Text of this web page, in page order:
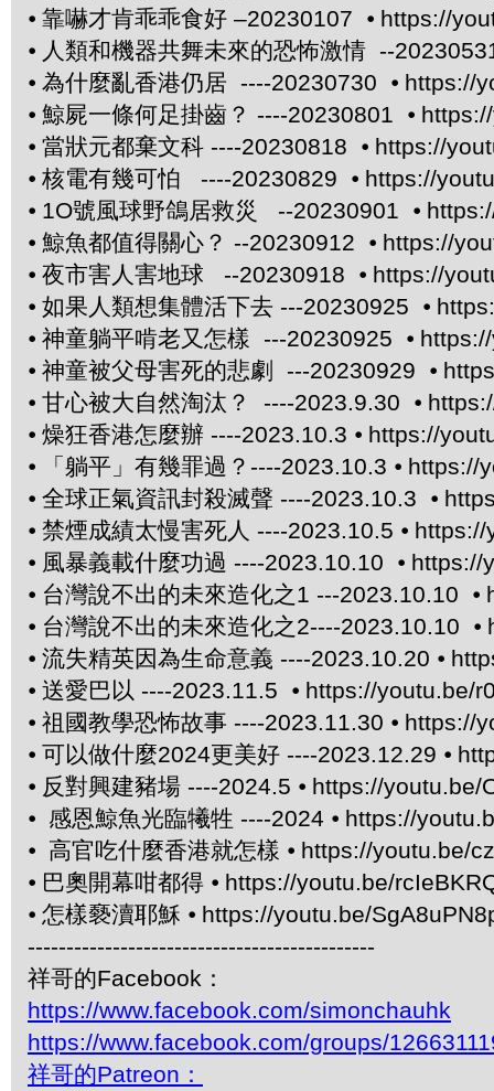
⦁ 靠嚇才肯乖乖食好 –20230107 ⦁ https://
⦁ 人類和機器共舞未來的恐怖激情 --
⦁ 為什麼亂香港仍居 ----20230730 ⦁ https://
⦁ 鯨屍一條何足掛齒？ ----20230801 ⦁
⦁ 當狀元都棄文科 ----20230818 ⦁ https://
⦁ 核電有幾可怕 ----20230829 ⦁ https://
⦁ 1O號風球野鴿居救災 --20230901 ⦁
⦁ 鯨魚都值得關心？ --20230912 ⦁ https://
⦁ 夜市害人害地球 --20230918 ⦁ https://
⦁ 如果人類想集體活下去 ---20230925 ⦁
⦁ 神童躺平啃老又怎樣 ---20230925 ⦁
⦁ 神童被父母害死的悲劇 ---20230929 ⦁
⦁ 甘心被大自然淘汰？ ----2023.9.30 ⦁
⦁ 燥狂香港怎麼辦 ----2023.10.3 ⦁ https://
⦁
「躺平」有幾罪過？----2023.10.3 ⦁ https://
⦁ 全球正氣資訊封殺滅聲 ----2023.10.3 ⦁
⦁ 禁煙成績太慢害死人 ----2023.10.5 ⦁ https://
⦁ 風暴義載什麼功過 ----2023.10.10 ⦁ https://
⦁ 台灣說不出的未來造化之1 ---2023.10.10 ⦁
⦁ 台灣說不出的未來造化之2----2023.10.10 ⦁
⦁ 流失精英因為生命意義 ----2023.10.20 ⦁
⦁ 送愛巴以 ----2023.11.5 ⦁ https://youtu.be/
⦁ 祖國教學恐怖故事 ----2023.11.30 ⦁ https://
⦁ 可以做什麼2024更美好 ----2023.12.29 ⦁
⦁ 反對興建豬場 ----2024.5 ⦁ https://youtu.be/
⦁ 感恩鯨魚光臨犧牲 ----2024 ⦁ https://
⦁ 高官吃什麼香港就怎樣 ⦁ https://youtu.be/
⦁ 巴奧開幕咁都得 ⦁ https://youtu.be/
⦁ 怎樣褻瀆耶穌 ⦁ https://youtu.be/
---------------------------------------------
祥哥的Facebook：
https://www.facebook.com/simonchauhk
https://www.facebook.com/groups/
祥哥的Patreon：